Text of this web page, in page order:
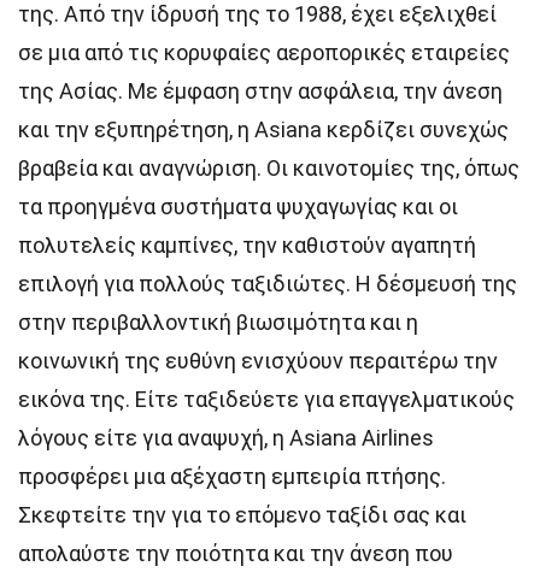
της. Από την ίδρυσή της το 1988, έχει εξελιχθεί
σε μια από τις κορυφαίες αεροπορικές εταιρείες
της Ασίας. Με έμφαση στην ασφάλεια, την άνεση
και την εξυπηρέτηση, η Asiana κερδίζει συνεχώς
βραβεία και αναγνώριση. Οι καινοτομίες της, όπως
τα προηγμένα συστήματα ψυχαγωγίας και οι
πολυτελείς καμπίνες, την καθιστούν αγαπητή
επιλογή για πολλούς ταξιδιώτες. Η δέσμευσή της
στην περιβαλλοντική βιωσιμότητα και η
κοινωνική της ευθύνη ενισχύουν περαιτέρω την
εικόνα της. Είτε ταξιδεύετε για επαγγελματικούς
λόγους είτε για αναψυχή, η Asiana Airlines
προσφέρει μια αξέχαστη εμπειρία πτήσης.
Σκεφτείτε την για το επόμενο ταξίδι σας και
απολαύστε την ποιότητα και την άνεση που